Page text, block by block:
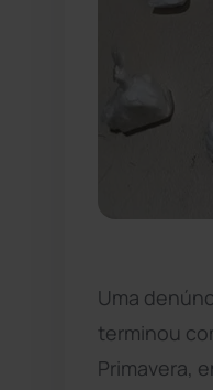
Uma
terminou
Primavera,